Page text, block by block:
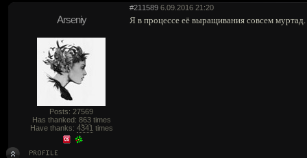
#211589 6.09.2016 21:20
Arseniy
Posts: 27569
Has thanked: 863times
Have thanks: 4341 times
Я в процессе её выращивания совсем муртад.